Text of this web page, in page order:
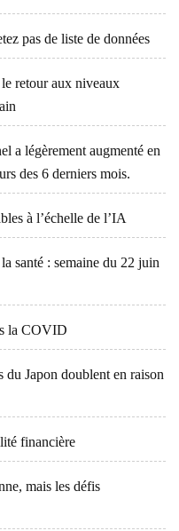
pas de liste de données
retour aux niveaux
a légèrement augmenté en
des 6 derniers mois.
à l’échelle de l’IA
santé : semaine du 22 juin
la COVID
du Japon doublent en raison
financière
mais les défis